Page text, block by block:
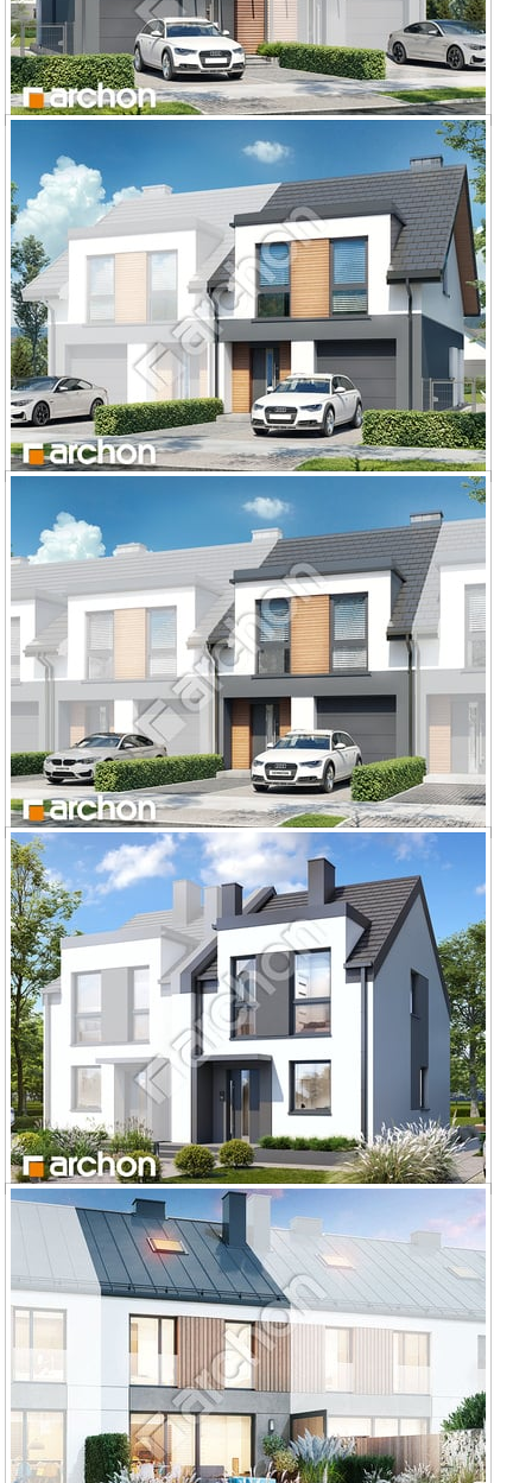
Dom w riveach 16 (GB) ver.2
Dom w riveach 8 (GB) ver.2
Dom w riveach 8 (GS) ver.2
Dom w riveach 18 (B) ver.2